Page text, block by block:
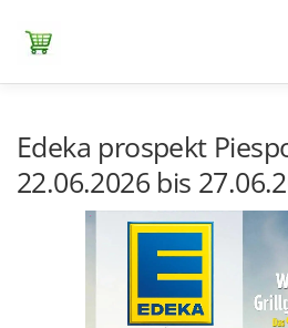
Inhalt
springen
NETTO DISCOUNT
Edeka prospekt
22.06.2026 bis